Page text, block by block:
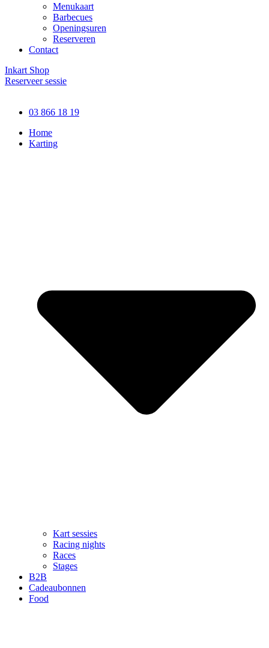
Menukaart
Barbecues
Openingsuren
Reserveren
Contact
Inkart Shop
Reserveer sessie
03 866 18 19
Home
Karting
Kart sessies
Racing nights
Races
Stages
B2B
Cadeaubonnen
Food